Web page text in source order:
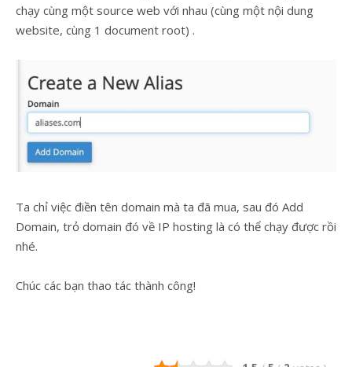
chạy cùng một source web với nhau (cùng một nội dung
website, cùng 1 document root) .
Ta chỉ việc điền tên domain mà ta đã mua, sau đó Add
Domain, trỏ domain đó về IP hosting là có thể chạy được rồi
nhé.
Chúc các bạn thao tác thành công!